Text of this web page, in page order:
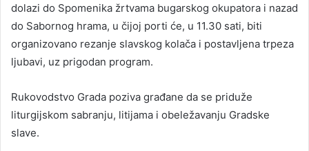
dolazi do Spomenika žrtvama bugarskog okupatora i nazad
do Sabornog hrama, u čijoj porti će, u 11.30 sati, biti
organizovano rezanje slavskog kolača i postavljena trpeza
ljubavi, uz prigodan program.
Rukovodstvo Grada poziva građane da se priduže
liturgijskom sabranju, litijama i obeležavanju Gradske
slave.